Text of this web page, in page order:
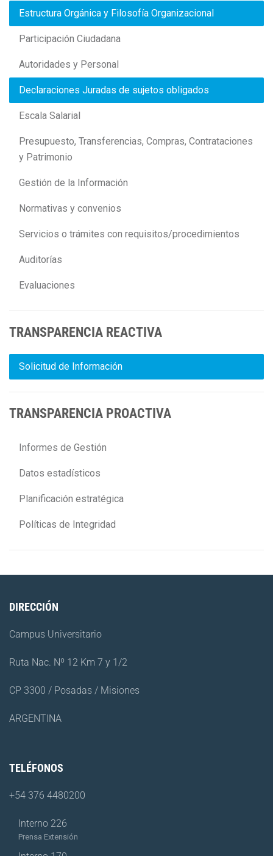
Estructura Orgánica y Filosofía Organizacional
Participación Ciudadana
Autoridades y Personal
Declaraciones Juradas de sujetos obligados
Escala Salarial
Presupuesto, Transferencias, Compras, Contrataciones
y Patrimonio
Gestión de la Información
Normativas y convenios
Servicios o trámites con requisitos/procedimientos
Auditorías
Evaluaciones
TRANSPARENCIA REACTIVA
Solicitud de Información
TRANSPARENCIA PROACTIVA
Informes de Gestión
Datos estadísticos
Planificación estratégica
Políticas de Integridad
DIRECCIÓN
Campus Universitario
Ruta Nac. Nº 12 Km 7 y 1/2
CP 3300 / Posadas / Misiones
ARGENTINA
TELÉFONOS
+54 376 4480200
Interno 226
Prensa Extensión